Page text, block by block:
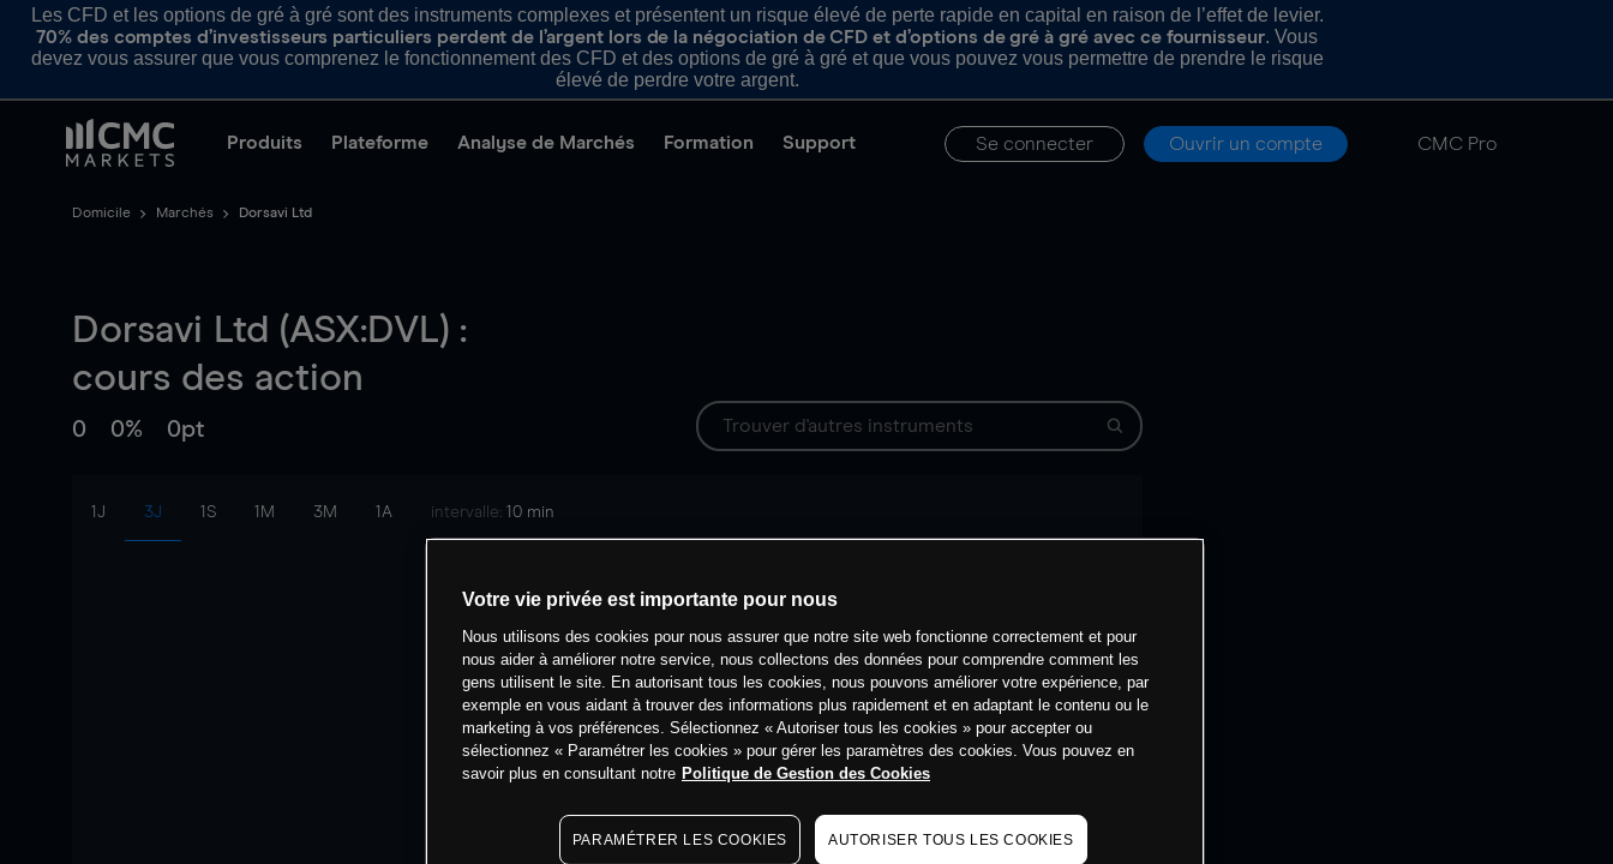
Les CFD et les options de gré à gré sont des instruments complexes et présentent un risque élevé de perte rapide en capital en raison de l’effet de levier.
70% des comptes d’investisseurs particuliers perdent de l’argent lors de la négociation de CFD et d’options de gré à gré avec ce fournisseur. Vous
devez vous assurer que vous comprenez le fonctionnement des CFD et des options de gré à gré et que vous pouvez vous permettre de prendre le risque
élevé de perdre votre argent.
Produits Plateforme Analyse de Marchés Formation Support Se connecter Ouvrir un compte CMC Pro
Domicile Marchés Dorsavi Ltd
Dorsavi Ltd (ASX:DVL) :
cours des action
0 0% 0pt
1J 3J 1S 1M 3M 1A intervalle: 10 min
Votre vie privée est importante pour nous
Nous utilisons des cookies pour nous assurer que notre site web fonctionne correctement et pour
nous aider à améliorer notre service, nous collectons des données pour comprendre comment les
gens utilisent le site. En autorisant tous les cookies, nous pouvons améliorer votre expérience, par
exemple en vous aidant à trouver des informations plus rapidement et en adaptant le contenu ou le
marketing à vos préférences. Sélectionnez « Autoriser tous les cookies » pour accepter ou
sélectionnez « Paramétrer les cookies » pour gérer les paramètres des cookies. Vous pouvez en
savoir plus en consultant notre Politique de Gestion des Cookies
PARAMÉTRER LES COOKIES AUTORISER TOUS LES COOKIES